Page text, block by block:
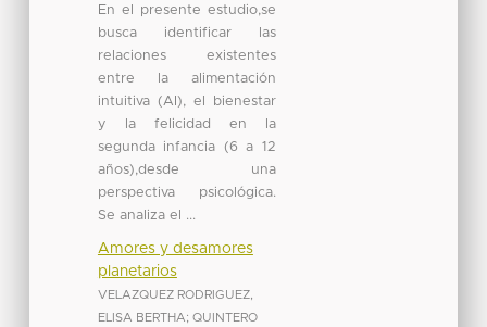
En el presente estudio,se
busca identificar las
relaciones existentes
entre la alimentación
intuitiva (AI), el bienestar
y la felicidad en la
segunda infancia (6 a 12
años),desde una
perspectiva psicológica.
Se analiza el ...
Amores y desamores
planetarios
VELAZQUEZ RODRIGUEZ,
ELISA BERTHA; QUINTERO